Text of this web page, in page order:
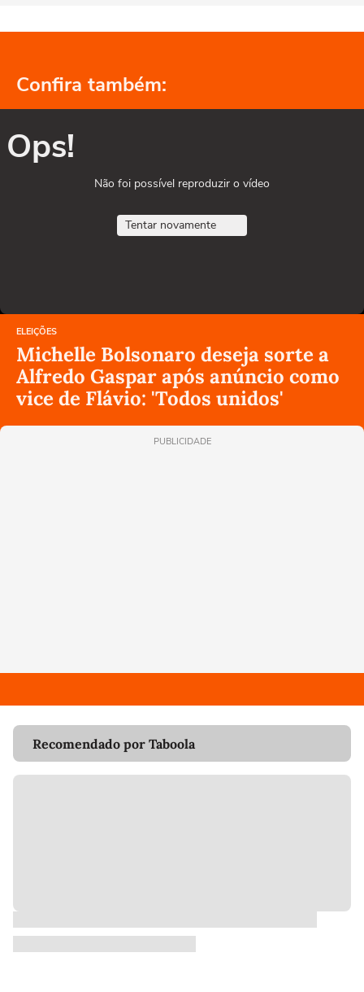
Confira também:
Ops!
Não foi possível reproduzir o vídeo
Tentar novamente
ELEIÇÕES
Michelle Bolsonaro deseja sorte a
Alfredo Gaspar após anúncio como
vice de Flávio: 'Todos unidos'
PUBLICIDADE
Recomendado por Taboola